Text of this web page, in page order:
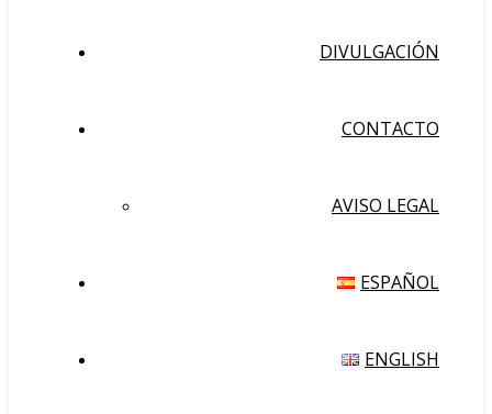
DIVULGACIÓN
CONTACTO
AVISO LEGAL
ESPAÑOL
ENGLISH